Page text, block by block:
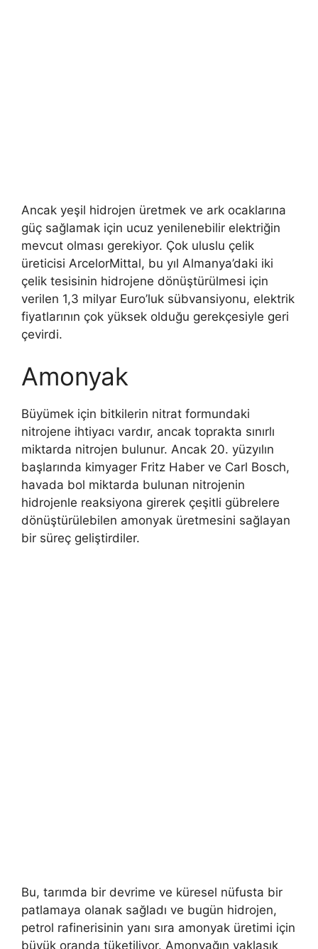
Ancak yeşil hidrojen üretmek ve ark ocaklarına
güç sağlamak için ucuz yenilenebilir elektriğin
mevcut olması gerekiyor. Çok uluslu çelik
üreticisi ArcelorMittal, bu yıl Almanya’daki iki
çelik tesisinin hidrojene dönüştürülmesi için
verilen 1,3 milyar Euro’luk sübvansiyonu, elektrik
fiyatlarının çok yüksek olduğu gerekçesiyle geri
çevirdi.
Amonyak
Büyümek için bitkilerin nitrat formundaki
nitrojene ihtiyacı vardır, ancak toprakta sınırlı
miktarda nitrojen bulunur. Ancak 20. yüzyılın
başlarında kimyager Fritz Haber ve Carl Bosch,
havada bol miktarda bulunan nitrojenin
hidrojenle reaksiyona girerek çeşitli gübrelere
dönüştürülebilen amonyak üretmesini sağlayan
bir süreç geliştirdiler.
Bu, tarımda bir devrime ve küresel nüfusta bir
patlamaya olanak sağladı ve bugün hidrojen,
petrol rafinerisinin yanı sıra amonyak üretimi için
büyük oranda tüketiliyor. Amonyağın yaklaşık